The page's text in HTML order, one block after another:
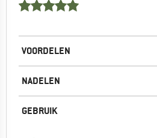
VOORDELEN
NADELEN
GEBRUIK